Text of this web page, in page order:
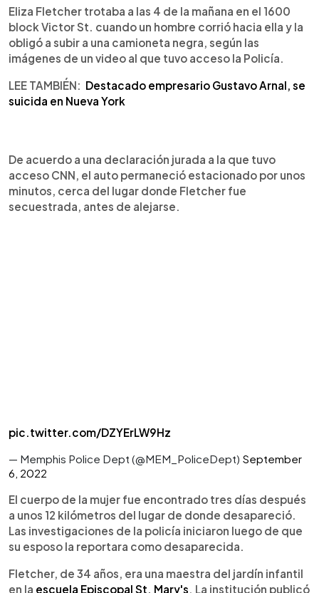
Eliza Fletcher trotaba a las 4 de la mañana en el 1600
block Victor St. cuando un hombre corrió hacia ella y la
obligó a subir a una camioneta negra, según las
imágenes de un video al que tuvo acceso la Policía.
LEE TAMBIÉN: Destacado empresario Gustavo Arnal, se
suicida en Nueva York
De acuerdo a una declaración jurada a la que tuvo
acceso CNN, el auto permaneció estacionado por unos
minutos, cerca del lugar donde Fletcher fue
secuestrada, antes de alejarse.
pic.twitter.com/DZYErLW9Hz
— Memphis Police Dept (@MEM_PoliceDept) September
6, 2022
El cuerpo de la mujer fue encontrado tres días después
a unos 12 kilómetros del lugar de donde desapareció.
Las investigaciones de la policía iniciaron luego de que
su esposo la reportara como desaparecida.
Fletcher, de 34 años, era una maestra del jardín infantil
en la escuela Episcopal St. Mary's. La institución publicó